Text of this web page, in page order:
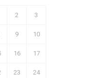
2 3
9 10
16 17
23 24